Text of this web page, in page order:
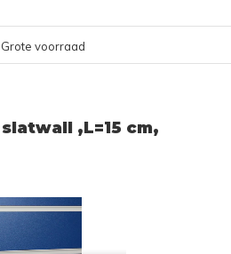
Grote voorraad
,L=15 cm,